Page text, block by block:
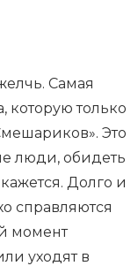
Самая
которую только
Это
люди, обидеть
Долго и
справляются
момент
уходят в